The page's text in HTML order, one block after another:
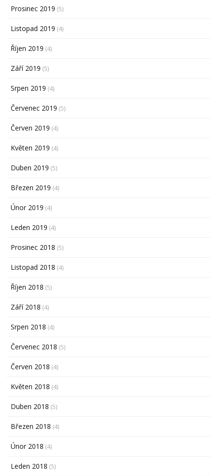
Prosinec 2019 (5)
Listopad 2019 (4)
Říjen 2019 (4)
Září 2019 (5)
Srpen 2019 (4)
Červenec 2019 (5)
Červen 2019 (4)
Květen 2019 (4)
Duben 2019 (5)
Březen 2019 (4)
Únor 2019 (4)
Leden 2019 (4)
Prosinec 2018 (5)
Listopad 2018 (4)
Říjen 2018 (5)
Září 2018 (4)
Srpen 2018 (4)
Červenec 2018 (5)
Červen 2018 (4)
Květen 2018 (4)
Duben 2018 (5)
Březen 2018 (4)
Únor 2018 (4)
Leden 2018 (5)